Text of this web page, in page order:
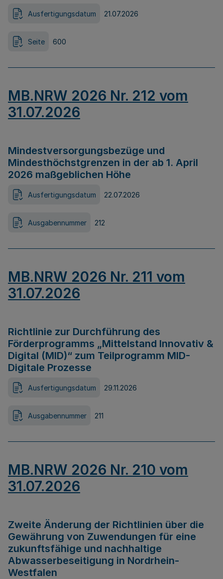
Ausfertigungsdatum 21.07.2026
Seite 600
MB.NRW 2026 Nr. 212 vom
31.07.2026
Mindestversorgungsbezüge und
Mindesthöchstgrenzen in der ab 1. April
2026 maßgeblichen Höhe
Ausfertigungsdatum 22.07.2026
Ausgabennummer 212
MB.NRW 2026 Nr. 211 vom
31.07.2026
Richtlinie zur Durchführung des
Förderprogramms „Mittelstand Innovativ &
Digital (MID)“ zum Teilprogramm MID-
Digitale Prozesse
Ausfertigungsdatum 29.11.2026
Ausgabennummer 211
MB.NRW 2026 Nr. 210 vom
31.07.2026
Zweite Änderung der Richtlinien über die
Gewährung von Zuwendungen für eine
zukunftsfähige und nachhaltige
Abwasserbeseitigung in Nordrhein-
Westfalen